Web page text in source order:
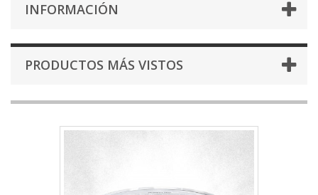
INFORMACIÓN
PRODUCTOS MÁS VISTOS